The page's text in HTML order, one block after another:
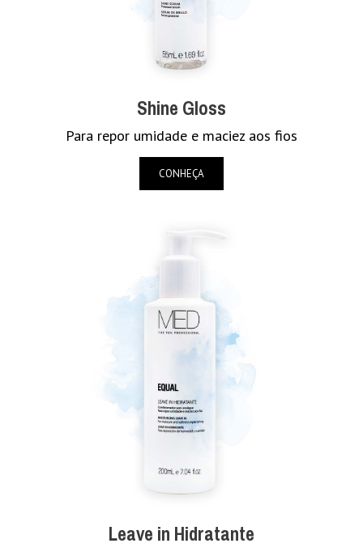
Shine Gloss
Para repor umidade e maciez aos fios
CONHEÇA
Leave in Hidratante